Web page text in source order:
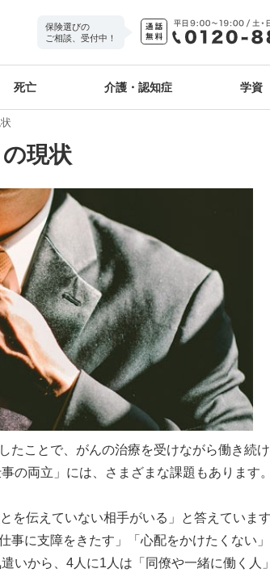
保険選びの
ご相談、受付中！
死亡 介護・認知症 学資
現状
たことで、がんの治療を受けながら働き続
の両立」には、さまざまな課題もあります
を伝えていない相手がいる」と答えていま
事に支障をきたす」「心配をかけたくない
いから、4人に1人は「同僚や一緒に働く人